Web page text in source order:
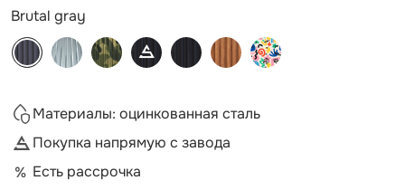
Brutal gray
Материалы: оцинкованная сталь
Покупка напрямую с завода
Есть рассрочка